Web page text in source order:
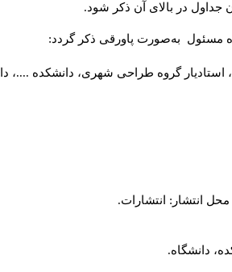
جداول در بالای آن ذکر شود.
مسئول به‌صورت پاورقی ذکر گردد:
گروه طراحی شهری، دانشکده ....،
انتشار: انتشارات.
دانشگاه.